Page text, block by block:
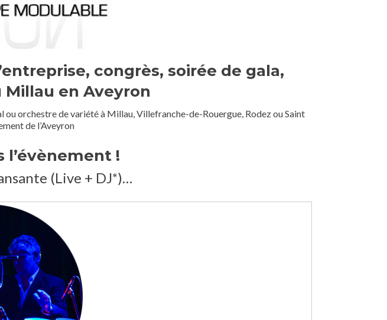
congrès, soirée de gala,
Millau en Aveyron
ou orchestre de variété à Millau, Villefranche-de-Rouergue, Rodez ou Saint
de l’Aveyron
l’évènement !
(Live + DJ*)…